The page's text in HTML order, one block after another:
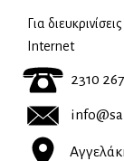
Για
Internet
2310